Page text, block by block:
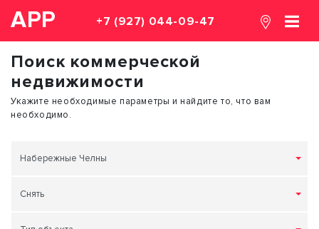
АРР +7 (927) 044-09-47
Поиск коммерческой
недвижимости
Укажите необходимые параметры и найдите то, что вам
необходимо.
Набережные Челны
Снять